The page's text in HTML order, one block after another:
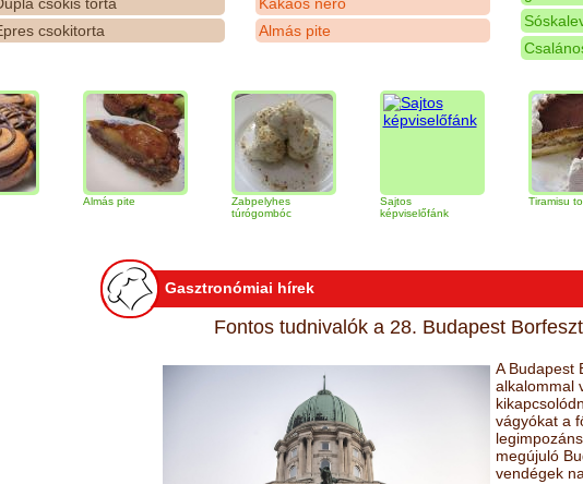
csokitorta
Almás pite
Almás pite
Zabpelyhes
túrógombóc
képviselőfánk
Tiramisu torta
Gasztronómiai hírek
Fontos tudnivalók a 28. Budapest
A Budapest
alkalommal
vágyókat a
megújuló
vendégek